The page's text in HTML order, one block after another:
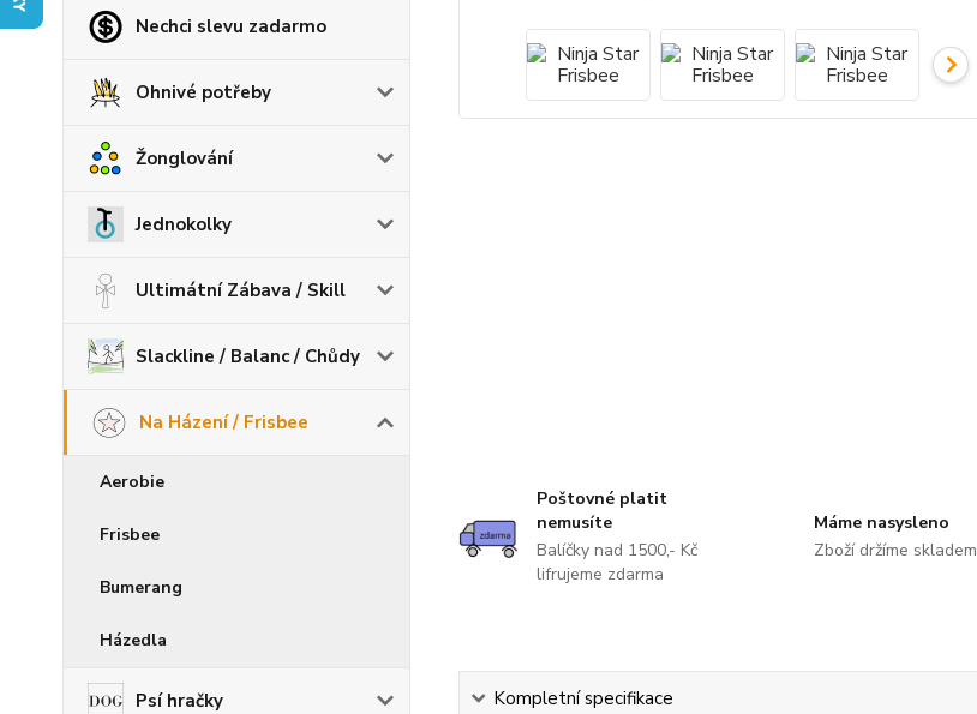
Nechci slevu zadarmo
Ohnivé potřeby
Žonglování
Jednokolky
Ultimátní Zábava / Skill
Slackline / Balanc / Chůdy
Na Házení / Frisbee
Aerobie
Frisbee
Bumerang
Házedla
Psí hračky
Poštovné platit
nemusíte
Balíčky nad 1500,- Kč
lifrujeme zdarma
Máme nasysleno
Zboží držíme skladem
Kompletní specifikace